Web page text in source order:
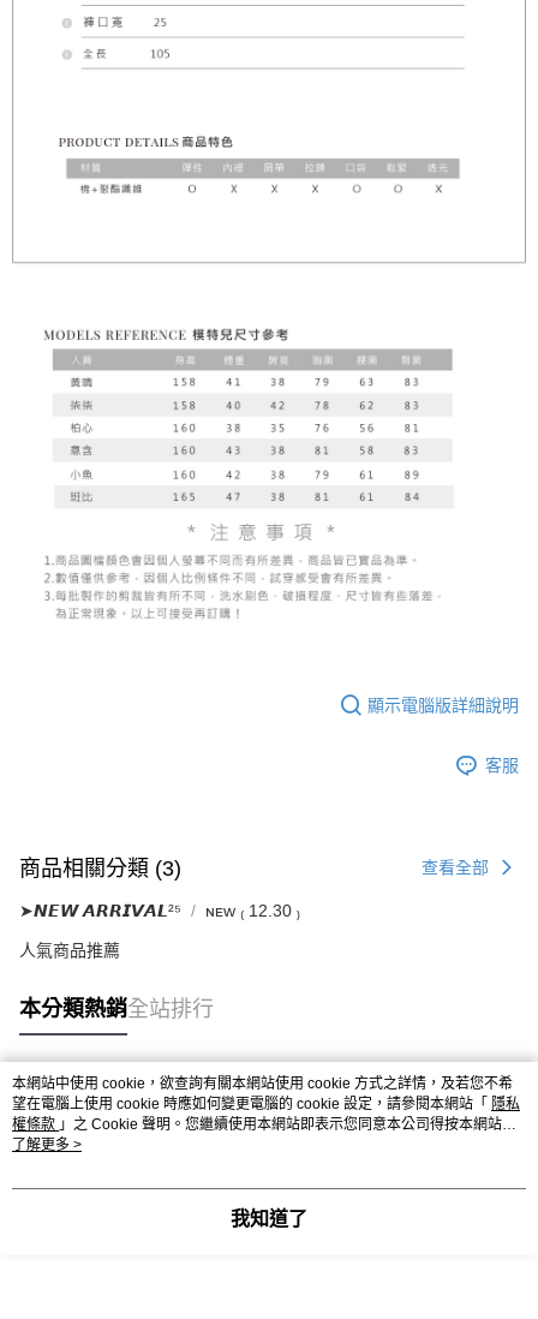
顯示電腦版詳細說明
客服
商品相關分類 (3) 查看全部
➤𝙉𝙀𝙒 𝘼𝙍𝙍𝙄𝙑𝘼𝙇²⁵ ɴᴇᴡ ₍ 12.30 ₎
人氣商品推薦
本分類熱銷全站排行
熱門標籤
本網站中使用 cookie，欲查詢有關本網站使用 cookie 方式之詳情，及若您不希
望在電腦上使用 cookie 時應如何變更電腦的 cookie 設定，請參閱本網站「 隱私
權條款 」之 Cookie 聲明。您繼續使用本網站即表示您同意本公司得按本網站使
用條款之 Cookie 聲明使用 cookie。
了解更多 >
我知道了